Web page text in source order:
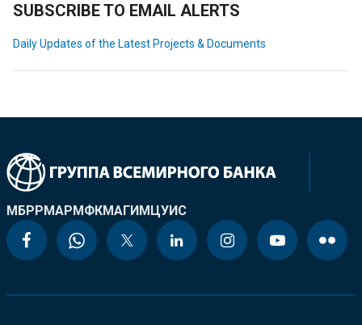
SUBSCRIBE TO EMAIL ALERTS
Daily Updates of the Latest Projects & Documents
МБРРМАРМФКМАГИМЦУИС